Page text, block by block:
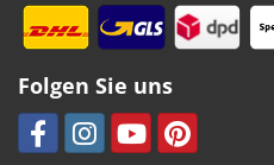
Folgen Sie uns